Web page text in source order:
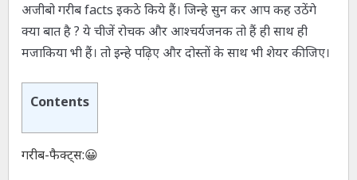
अजीबो गरीब facts इकठे किये हैं। जिन्हे सुन कर आप कह उठेंगे
क्या बात है ? ये चीजें रोचक और आश्चर्यजनक तो हैं ही साथ ही
मजाकिया भी हैं। तो इन्हे पढ़िए और दोस्तों के साथ भी शेयर कीजिए।
Contents
गरीब-फैक्ट्स:😀